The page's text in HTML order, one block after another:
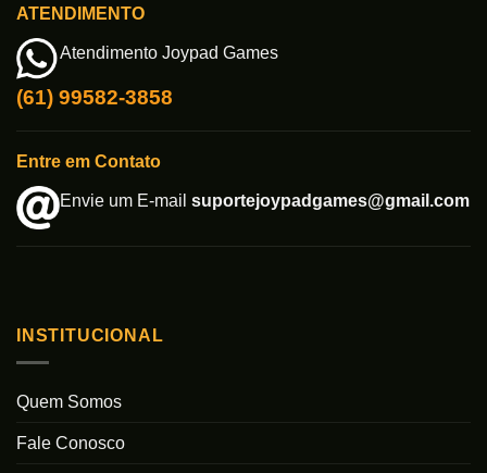
ATENDIMENTO
Atendimento Joypad Games
(61) 99582-3858
Entre em Contato
Envie um E-mail suportejoypadgames@gmail.com
INSTITUCIONAL
Quem Somos
Fale Conosco